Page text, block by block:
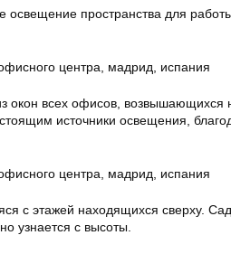
освещение пространства для
окон всех офисов,
источники освещения,
с этажей находящихся сверху.
узнается с высоты.